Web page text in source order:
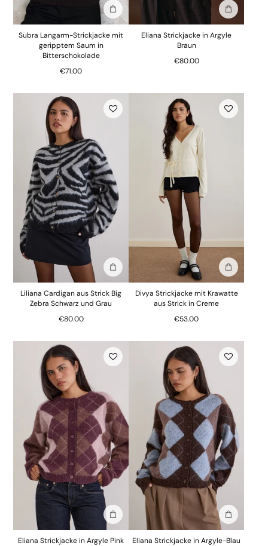
In die Tasche stecken
Subra Langarm-Strickjacke mit
geripptem Saum in
Bitterschokolade
€71.00
In die
Eliana Strickjacke in Argyle
Braun
€80.00
In die Tasche stecken
Liliana Cardigan aus Strick Big
Zebra Schwarz und Grau
€80.00
In die
Divya Strickjacke mit Krawatte
aus Strick in Creme
€53.00
In die Tasche stecken
Eliana Strickjacke in Argyle Pink
In die
Eliana Strickjacke in Argyle-Blau